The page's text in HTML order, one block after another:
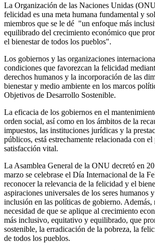
La Organización de las Naciones Unidas
felicidad es una meta humana fundamental y
miembros que se le dé "un enfoque más
equilibrado del crecimiento económico que
el bienestar de todos los pueblos".
Los gobiernos y las organizaciones
condiciones que favorezcan la felicidad
derechos humanos y la incorporación de las
bienestar y medio ambiente en los marcos
Objetivos de Desarrollo Sostenible.
La eficacia de los gobiernos en el
orden social, así como en los ámbitos de la
impuestos, las instituciones jurídicas y la
públicos, está estrechamente relacionada con
satisfacción vital.
La Asamblea General de la ONU decretó en
marzo se celebrase el Día Internacional de la
reconocer la relevancia de la felicidad y el
aspiraciones universales de los seres humanos
inclusión en las políticas de gobierno. Además,
necesidad de que se aplique al crecimiento
más inclusivo, equitativo y equilibrado, que
sostenible, la erradicación de la pobreza, la
de todos los pueblos.